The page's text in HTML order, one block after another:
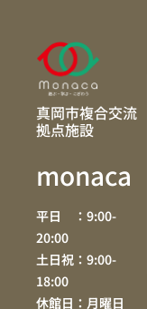
真岡市複合交流
拠点施設
monaca
平日 ：9:00-
20:00
土日祝：9:00-
18:00
休館日：月曜日